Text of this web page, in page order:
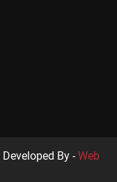
Developed By -Web